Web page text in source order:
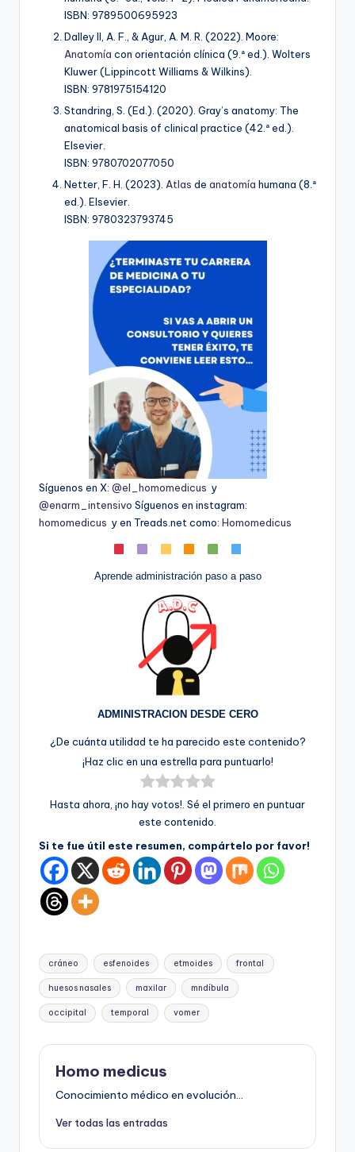
ISBN: 9789500695923
Dalley II, A. F., & Agur, A. M. R. (2022). Moore:
Anatomía con orientación clínica (9.ª ed.). Wolters
Kluwer (Lippincott Williams & Wilkins).
ISBN: 9781975154120
Standring, S. (Ed.). (2020). Gray’s anatomy: The
anatomical basis of clinical practice (42.ª ed.).
Elsevier.
ISBN: 9780702077050
Netter, F. H. (2023). Atlas de anatomía humana (8.ª
ed.). Elsevier.
ISBN: 9780323793745
Síguenos en X: @el_homomedicus y
@enarm_intensivo Síguenos en instagram:
homomedicus y en Treads.net como: Homomedicus
Aprende administración paso a paso
ADMINISTRACION DESDE CERO
¿De cuánta utilidad te ha parecido este contenido?
¡Haz clic en una estrella para puntuarlo!
Hasta ahora, ¡no hay votos!. Sé el primero en puntuar
este contenido.
Si te fue útil este resumen, compártelo por favor!
Etiquetas:
cráneo esfenoides etmoides frontal
huesos nasales maxilar mndíbula
occipital temporal vomer
Homo medicus
Conocimiento médico en evolución...
Ver todas las entradas